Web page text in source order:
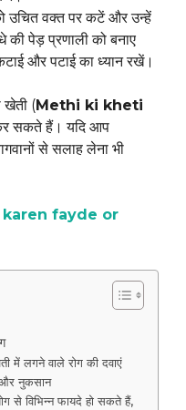
उचित वक्त पर कटें और उन्हें
की पेड़ प्रणाली को बनाए
और पटाई का ध्यान रखें।
खेती (Methi ki kheti
सकते हैं। यदि आप
से सलाह लेना भी
fayde or
लगने वाले रोग की दवाएं
नुकसान
विभिन्न फायदे हो सकते हैं,